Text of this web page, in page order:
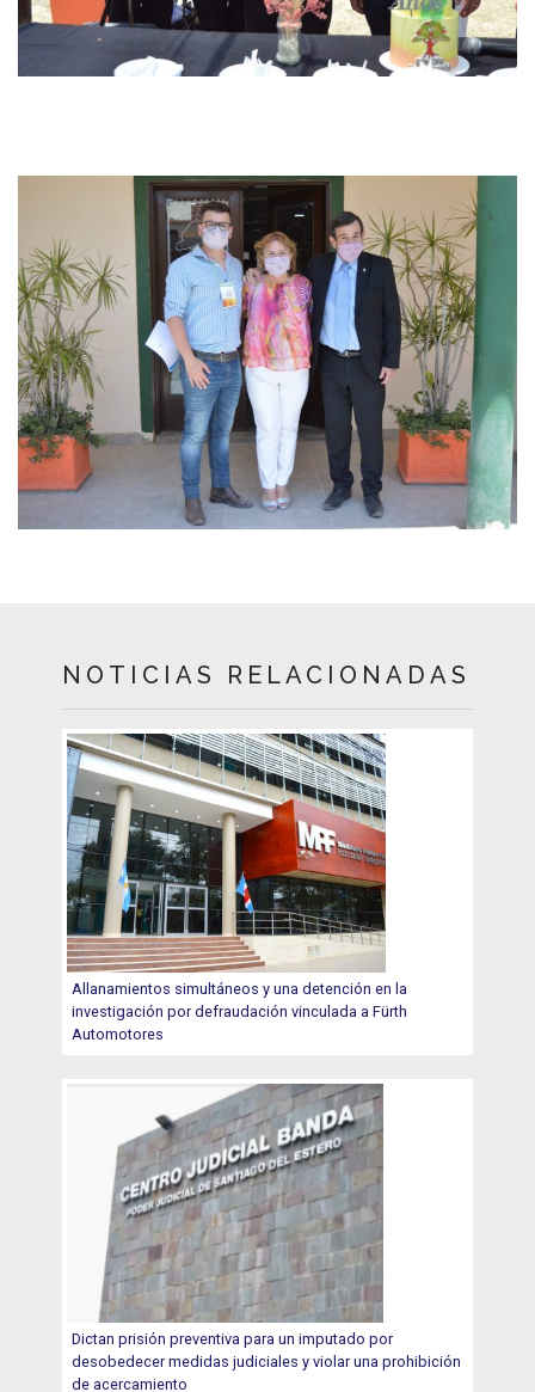
NOTICIAS RELACIONADAS
Allanamientos simultáneos y una detención en la
investigación por defraudación vinculada a Fürth
Automotores
Dictan prisión preventiva para un imputado por
desobedecer medidas judiciales y violar una prohibición
de acercamiento